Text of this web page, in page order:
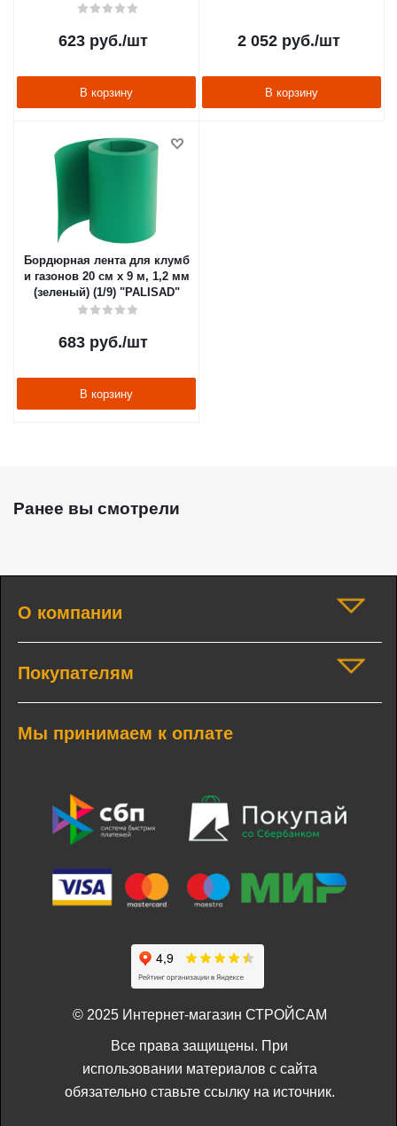
623 руб./шт
В корзину
2 052руб./шт
В корзину
Бордюрная лента для клумб
и газонов 20 см х 9 м, 1,2 мм
(зеленый) (1/9) "PALISAD"
683 руб./шт
В корзину
Ранее вы смотрели
О компании
Покупателям
Мы принимаем к оплате
© 2025 Интернет-магазин СТРОЙСАМ
Все права защищены. При
использовании материалов с сайта
обязательно ставьте ссылку на источник.